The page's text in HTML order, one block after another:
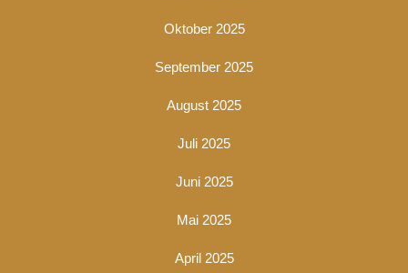
Oktober 2025
September 2025
August 2025
Juli 2025
Juni 2025
Mai 2025
April 2025